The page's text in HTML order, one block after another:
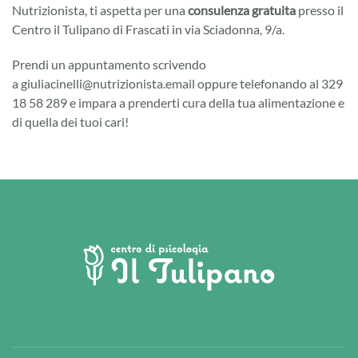
Nutrizionista, ti aspetta per una consulenza gratuita presso il
Centro il Tulipano di Frascati in via Sciadonna, 9/a.
Prendi un appuntamento scrivendo
a giuliacinelli@nutrizionista.email oppure telefonando al 329
18 58 289 e impara a prenderti cura della tua alimentazione e
di quella dei tuoi cari!